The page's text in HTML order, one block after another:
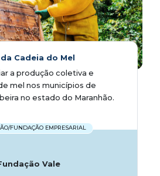
Cadeia do Mel
a produção coletiva e
mel nos municípios de
no estado do Maranhão.
FUNDAÇÃO EMPRESARIAL
Vale